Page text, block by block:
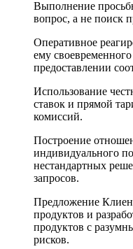
Выполнение
вопрос, а не поиск
Оперативное
ему
предоставлении
Использование
ставок и прямой
комиссий.
Построение
индивидуального
нестандартных
запросов.
Предложение
продуктов и
продуктов с
рисков.